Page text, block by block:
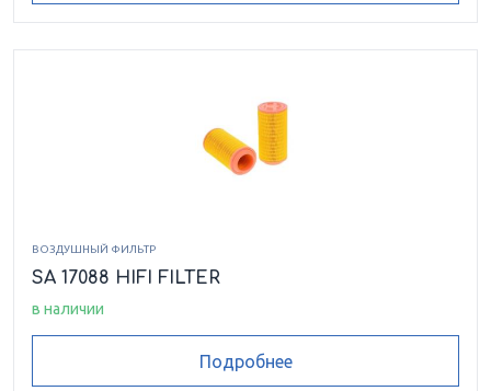
ВОЗДУШНЫЙ ФИЛЬТР
SA 17088 HIFI FILTER
в наличии
Подробнее